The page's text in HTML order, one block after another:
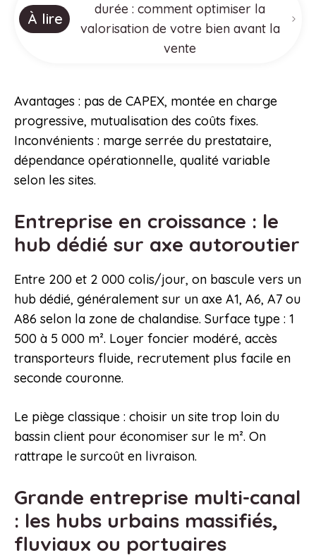
À lire
durée : comment optimiser la
valorisation de votre bien avant la
vente
Avantages : pas de CAPEX, montée en charge
progressive, mutualisation des coûts fixes.
Inconvénients : marge serrée du prestataire,
dépendance opérationnelle, qualité variable
selon les sites.
Entreprise en croissance : le
hub dédié sur axe autoroutier
Entre 200 et 2 000 colis/jour, on bascule vers un
hub dédié, généralement sur un axe A1, A6, A7 ou
A86 selon la zone de chalandise. Surface type : 1
500 à 5 000 m². Loyer foncier modéré, accès
transporteurs fluide, recrutement plus facile en
seconde couronne.
Le piège classique : choisir un site trop loin du
bassin client pour économiser sur le m². On
rattrape le surcoût en livraison.
Grande entreprise multi-canal
: les hubs urbains massifiés,
fluviaux ou portuaires